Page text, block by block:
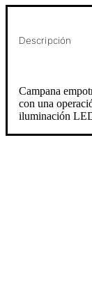
Descripción
Campana
con una
iluminación